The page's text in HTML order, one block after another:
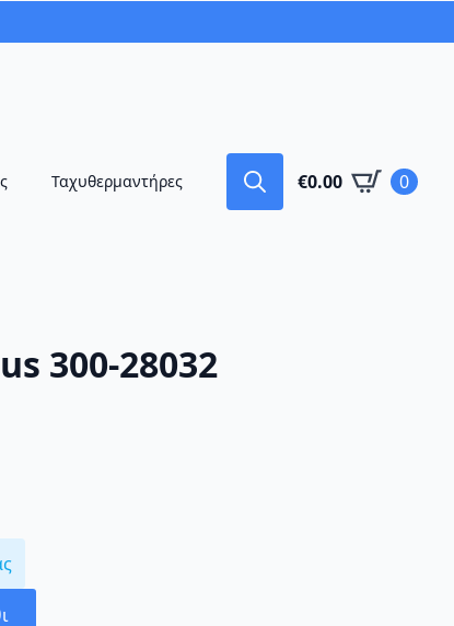
Ταχυθερμαντήρες €0.00 0
300-28032